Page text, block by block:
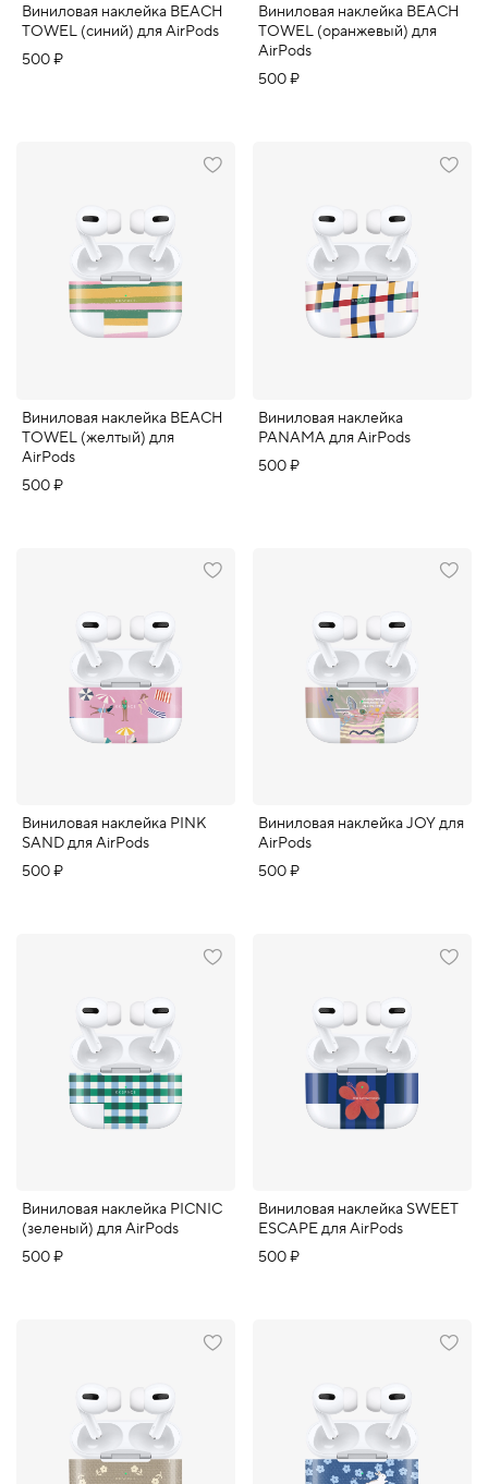
Виниловая наклейка BEACH
TOWEL (синий) для AirPods
500 ₽
Виниловая наклейка BEACH
TOWEL (оранжевый) для
AirPods
500 ₽
Виниловая наклейка BEACH
TOWEL (желтый) для
AirPods
500 ₽
Виниловая наклейка
PANAMA для AirPods
500 ₽
Виниловая наклейка PINK
SAND для AirPods
500 ₽
Виниловая наклейка JOY для
AirPods
500 ₽
Виниловая наклейка PICNIC
(зеленый) для AirPods
500 ₽
Виниловая наклейка SWEET
ESCAPE для AirPods
500 ₽